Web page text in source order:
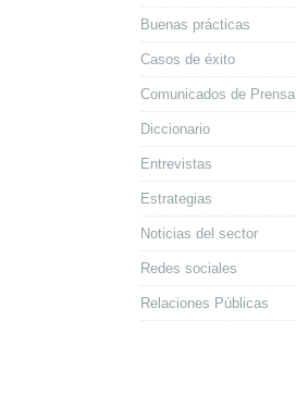
Buenas prácticas
Casos de éxito
Comunicados de Prensa
Diccionario
Entrevistas
Estrategias
Noticias del sector
Redes sociales
Relaciones Públicas